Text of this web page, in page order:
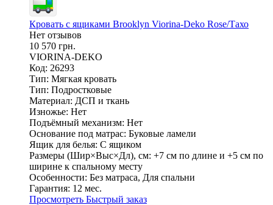
Кровать с ящиками Brooklyn Viorina-Deko Rose/Тахо
Нет отзывов
10 570 грн.
VIORINA-DEKO
Код: 26293
Тип: Мягкая кровать
Тип: Подростковые
Материал: ДСП и ткань
Изножье: Нет
Подъёмный механизм: Нет
Основание под матрас: Буковые ламели
Ящик для белья: С ящиком
Размеры (Шир×Выс×Дл), см: +7 см по длине и +5 см по
ширине к спальному месту
Особенности: Без матраса, Для спальни
Гарантия: 12 мес.
Просмотреть Быстрый заказ